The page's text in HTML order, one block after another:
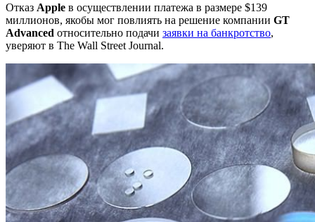
Отказ Apple в осуществлении платежа в размере $139
миллионов, якобы мог повлиять на решение компании GT
Advanced относительно подачи заявки на банкротство,
уверяют в The Wall Street Journal.